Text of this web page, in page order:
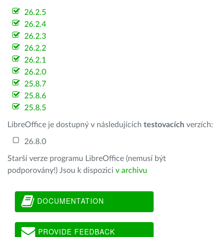
26.2.5
26.2.4
26.2.3
26.2.2
26.2.1
26.2.0
25.8.7
25.8.6
25.8.5
LibreOffice je dostupný v následujících testovacích verzích:
26.8.0
Starší verze programu LibreOffice (nemusí být
podporovány!) Jsou k dispozici v archivu
DOCUMENTATION
PROVIDE FEEDBACK